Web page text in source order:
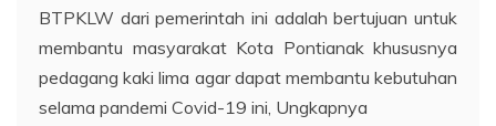
BTPKLW dari pemerintah ini adalah bertujuan untuk
membantu masyarakat Kota Pontianak khususnya
pedagang kaki lima agar dapat membantu kebutuhan
selama pandemi Covid-19 ini, Ungkapnya